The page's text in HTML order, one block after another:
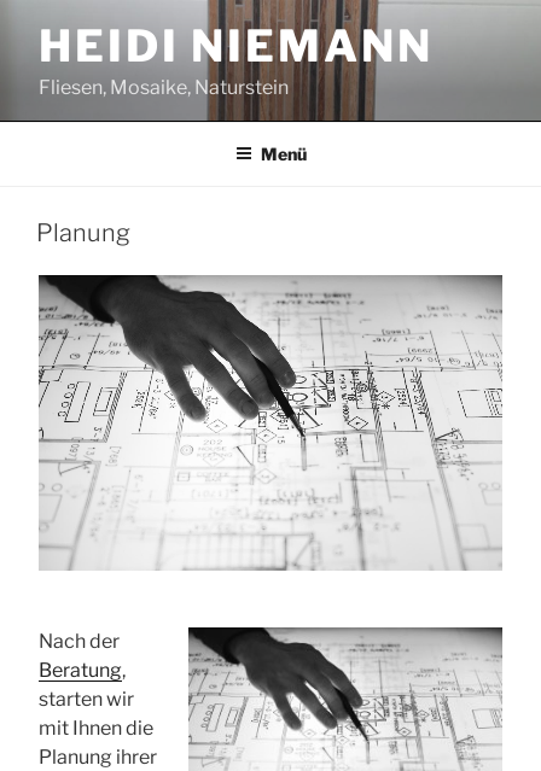
HEIDI NIEMANN
Fliesen, Mosaike, Naturstein
Menü
Planung
Nach der
Beratung,
starten wir
mit Ihnen die
Planung ihrer